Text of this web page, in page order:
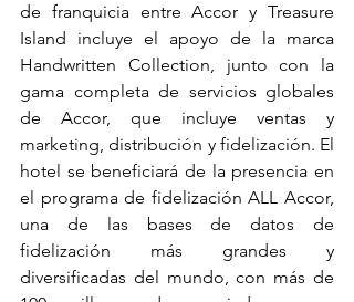
de franquicia entre Accor y Treasure
Island incluye el apoyo de la marca
Handwritten Collection, junto con la
gama completa de servicios globales
de Accor, que incluye ventas y
marketing, distribución y fidelización. El
hotel se beneficiará de la presencia en
el programa de fidelización ALL Accor,
una de las bases de datos de
fidelización más grandes y
diversificadas del mundo, con más de